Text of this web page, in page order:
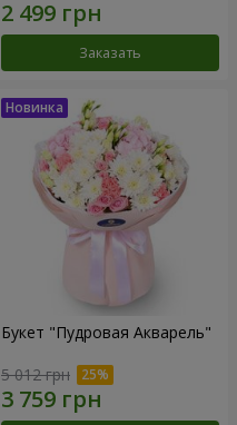
Заказать
Букет "Пудровая Акварель"
5 012 грн